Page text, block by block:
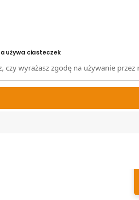
używa ciasteczek
czy wyrażasz zgodę na używanie